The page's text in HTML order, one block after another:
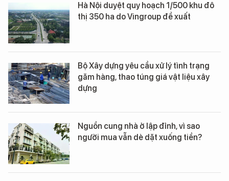
Hà Nội duyệt quy hoạch 1/500 khu đô
thị 350 ha do Vingroup đề xuất
Bộ Xây dựng yêu cầu xử lý tình trạng
găm hàng, thao túng giá vật liệu xây
dựng
Nguồn cung nhà ở lập đỉnh, vì sao
người mua vẫn dè dặt xuống tiền?